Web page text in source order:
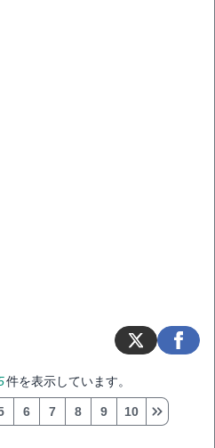
件を表示しています。
6 7 8 9 10